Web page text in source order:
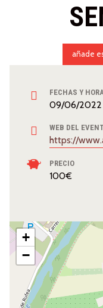
FECHAS Y
09/06/2022
WEB DEL
https://
PRECIO
100€
añade
+
−